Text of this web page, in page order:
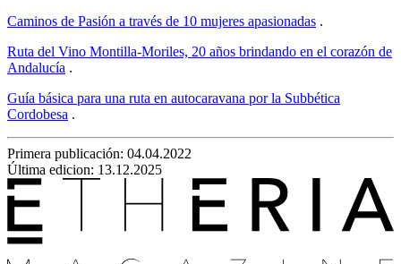
Caminos de Pasión a través de 10 mujeres apasionadas .
Ruta del Vino Montilla-Moriles, 20 años brindando en el corazón de
Andalucía .
Guía básica para una ruta en autocaravana por la Subbética
Cordobesa .
Primera publicación: 04.04.2022
Última edicion: 13.12.2025